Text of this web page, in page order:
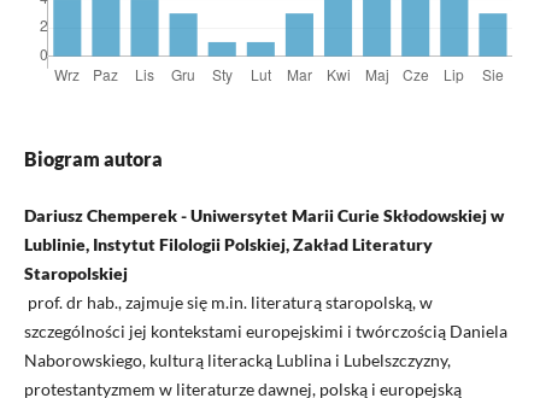
Biogram autora
Dariusz Chemperek - Uniwersytet Marii Curie Skłodowskiej w
Lublinie, Instytut Filologii Polskiej, Zakład Literatury
Staropolskiej
prof. dr hab., zajmuje się m.in. literaturą staropolską, w
szczególności jej kontekstami europejskimi i twórczością Daniela
Naborowskiego, kulturą literacką Lublina i Lubelszczyzny,
protestantyzmem w literaturze dawnej, polską i europejską